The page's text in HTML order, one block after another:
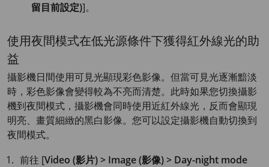
留目前設定)]。
使用夜間模式在低光源條件下獲得紅外線光的助
益
攝影機日間使用可見光顯現彩色影像。但當可見光逐漸黯淡
時，彩色影像會變得較為不亮而清楚。此時如果您切換攝影
機到夜間模式，攝影機會同時使用近紅外線光，反而會顯現
明亮、畫質細緻的黑白影像。您可以設定攝影機自動切換到
夜間模式。
前往 [Video (影片) > Image (影像) > Day-night mode